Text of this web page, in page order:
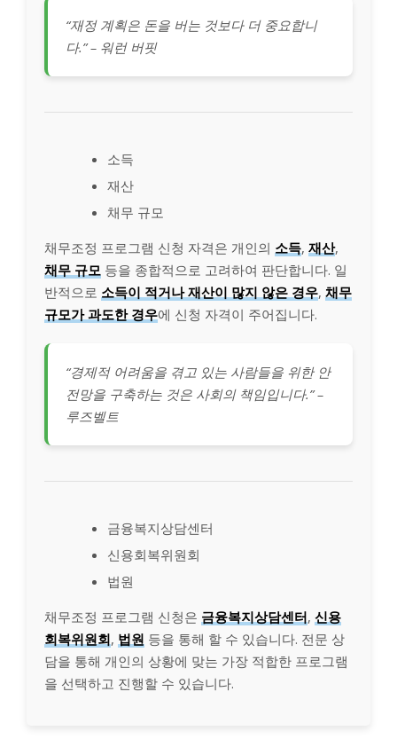
“재정 계획은 돈을 버는 것보다 더 중요합니
다.” – 워런 버핏
소득
재산
채무 규모
채무조정 프로그램 신청 자격은 개인의 소득, 재산,
채무 규모 등을 종합적으로 고려하여 판단합니다. 일
반적으로 소득이 적거나 재산이 많지 않은 경우, 채무
규모가 과도한 경우에 신청 자격이 주어집니다.
“경제적 어려움을 겪고 있는 사람들을 위한 안
전망을 구축하는 것은 사회의 책임입니다.” –
루즈벨트
금융복지상담센터
신용회복위원회
법원
채무조정 프로그램 신청은 금융복지상담센터, 신용
회복위원회, 법원 등을 통해 할 수 있습니다. 전문 상
담을 통해 개인의 상황에 맞는 가장 적합한 프로그램
을 선택하고 진행할 수 있습니다.